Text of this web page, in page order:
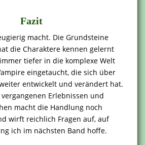
Fazit
macht. Die Grundsteine
die Charaktere kennen gelernt
tiefer in die komplexe Welt
eingetaucht, die sich über
entwickelt und verändert hat.
Erlebnissen und
macht die Handlung noch
wirft reichlich Fragen auf, auf
ich im nächsten Band hoffe.